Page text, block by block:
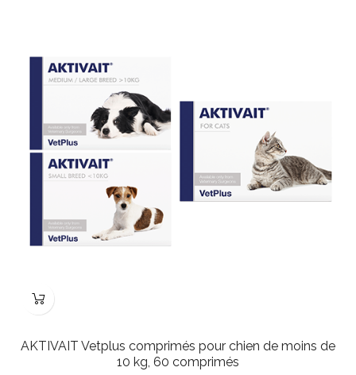
AKTIVAIT Vetplus comprimés pour chien de moins de
10 kg, 60 comprimés